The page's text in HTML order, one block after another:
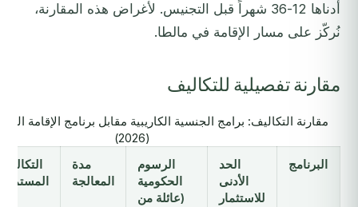
أدناها 12-36 شهراً قبل التجنيس. لأغراض هذه المقارنة،
نُركّز على مسار الإقامة في مالطا.
مقارنة تفصيلية للتكاليف
مقارنة التكاليف: برامج الجنسية الكاريبية مقابل برنامج الإقامة
(2026)
البرنامج
الحد
الأدنى
للاستثمار
الرسوم
الحكومية
(عائلة من
مدة
المعالجة
التكاليف
المستمرة